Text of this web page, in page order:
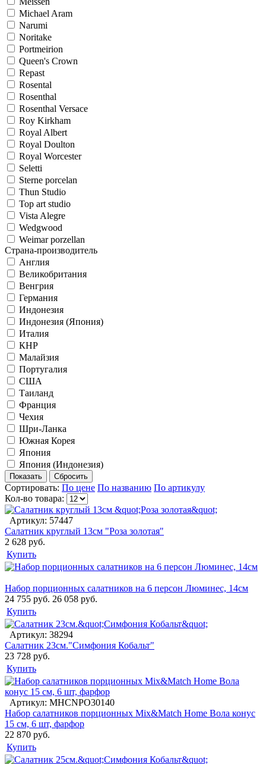
Michael Aram
Narumi
Noritake
Portmeirion
Queen's Crown
Repast
Rosental
Rosenthal
Rosenthal Versace
Roy Kirkham
Royal Albert
Royal Doulton
Royal Worcester
Seletti
Sterne porcelan
Thun Studio
Top art studio
Vista Alegre
Wedgwood
Weimar porzellan
Страна-производитель
Англия
Великобритания
Венгрия
Германия
Индонезия
Индонезия (Япония)
Италия
КНР
Малайзия
Португалия
США
Таиланд
Франция
Чехия
Шри-Ланка
Южная Корея
Япония
Япония (Индонезия)
Сортировать: По цене По названию По артикулу
Кол-во товара:
Артикул: 57447
Салатник круглый 13см "Роза золотая"
2 628 руб.
Купить
Набор порционных салатников на 6 персон Люминес, 14см
24 755 руб. 26 058 руб.
Купить
Артикул: 38294
Салатник 23см."Симфония Кобальт"
23 728 руб.
Купить
Артикул: MHCNPO30140
Набор салатников порционных Mix&Match Home Вола конус
15 см, 6 шт, фарфор
22 870 руб.
Купить